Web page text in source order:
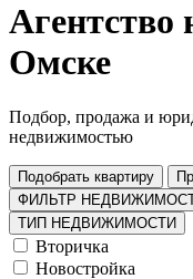
Агентство
Омске
Подбор, продажа и
недвижимостью
Подобрать квартиру
ФИЛЬТР
ТИП НЕДВИЖИМОСТИ
Вторичка
Новостройка